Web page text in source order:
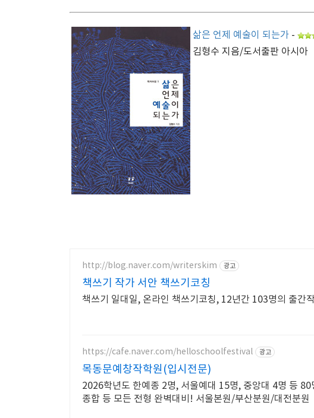
삶은 언제 예술이 되는가 -
김형수 지음/도서출판 아시아
http://blog.naver.com/writerskim 광고
책쓰기 작가 서안 책쓰기코칭
책쓰기 일대일, 온라인 책쓰기코칭, 12년간 103명의 출간
https://cafe.naver.com/helloschoolfestival 광고
목동문예창작학원(입시전문)
2026학년도 한예종 2명, 서울예대 15명, 중앙대 4명 등 80명 최종합격! 실
종합 등 모든 전형 완벽대비! 서울본원/부산분원/대전분원